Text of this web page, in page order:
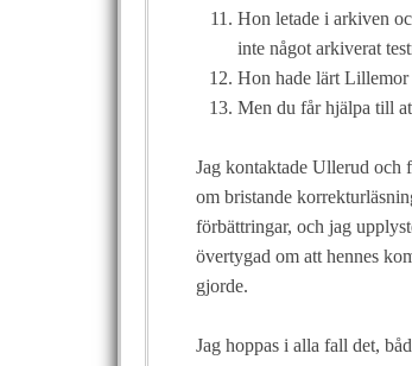
Hon letade i arkiven
inte något arkiverat
Hon hade lärt Lillemor
Men du får hjälpa till
Jag kontaktade Ullerud och
om bristande
förbättringar, och jag
övertygad om att hennes
gjorde.
Jag hoppas i alla fall det,